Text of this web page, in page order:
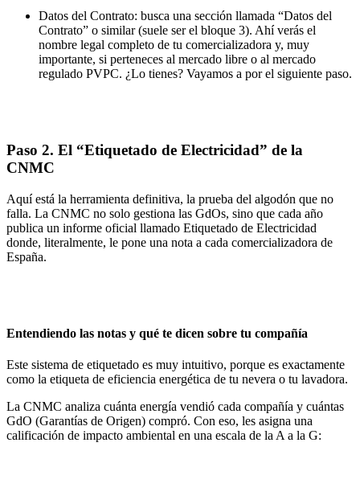
Datos del Contrato: busca una sección llamada “Datos del
Contrato” o similar (suele ser el bloque 3). Ahí verás el
nombre legal completo de tu comercializadora y, muy
importante, si perteneces al mercado libre o al mercado
regulado PVPC. ¿Lo tienes? Vayamos a por el siguiente paso.
Paso 2. El “Etiquetado de Electricidad” de la
CNMC
Aquí está la herramienta definitiva, la prueba del algodón que no
falla. La CNMC no solo gestiona las GdOs, sino que cada año
publica un informe oficial llamado Etiquetado de Electricidad
donde, literalmente, le pone una nota a cada comercializadora de
España.
Entendiendo las notas y qué te dicen sobre tu compañía
Este sistema de etiquetado es muy intuitivo, porque es exactamente
como la etiqueta de eficiencia energética de tu nevera o tu lavadora.
La CNMC analiza cuánta energía vendió cada compañía y cuántas
GdO (Garantías de Origen) compró. Con eso, les asigna una
calificación de impacto ambiental en una escala de la A a la G: